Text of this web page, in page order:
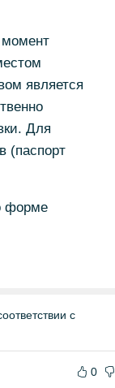
момент
является
Для
(паспорт
форме
с
0